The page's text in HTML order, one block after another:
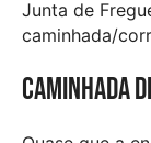
Junta de
caminhada/
Caminhada